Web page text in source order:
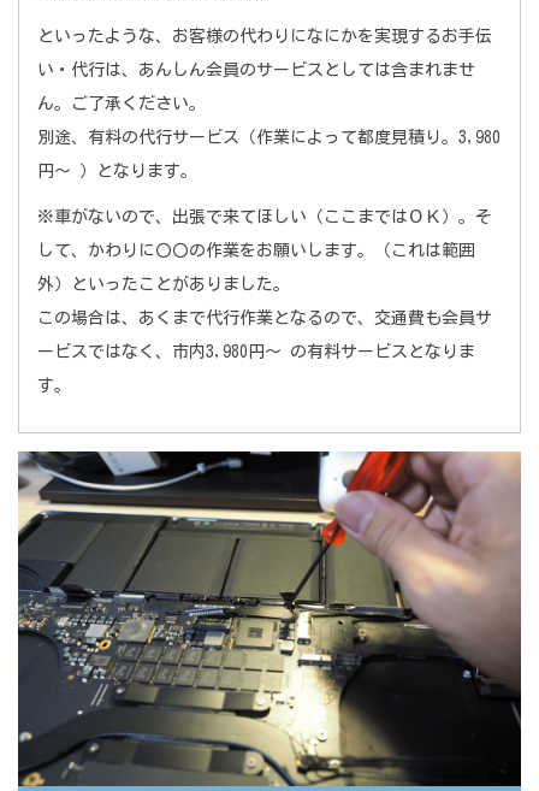
といったような、お客様の代わりになにかを実現するお手伝
い・代行は、あんしん会員のサービスとしては含まれませ
ん。ご了承ください。
別途、有料の代行サービス（作業によって都度見積り。3,980
円～ ）となります。
※車がないので、出張で来てほしい（ここまではＯＫ）。そ
して、かわりに〇〇の作業をお願いします。（これは範囲
外）といったことがありました。
この場合は、あくまで代行作業となるので、交通費も会員サ
ービスではなく、市内3,980円～ の有料サービスとなりま
す。